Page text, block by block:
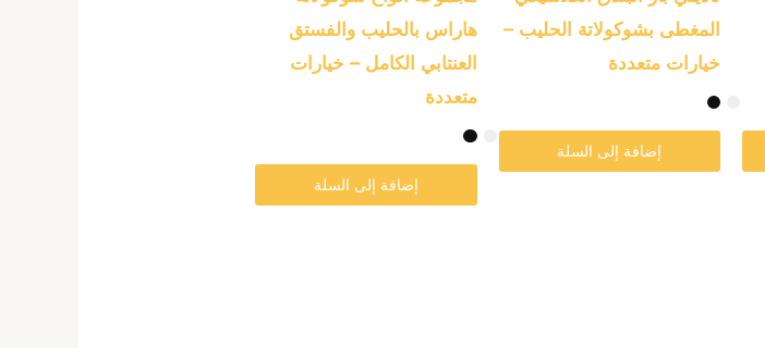
المغطى بشوكولاتة الحليب –
خيارات متعددة
إضافة إلى السلة
اختيار
الخيارات
على
صفحة
هاراس بالحليب والفستق
العنتابي الكامل – خيارات
متعددة
إضافة إلى السلة
اختيار
الخيارات
على
صفحة
المنتج